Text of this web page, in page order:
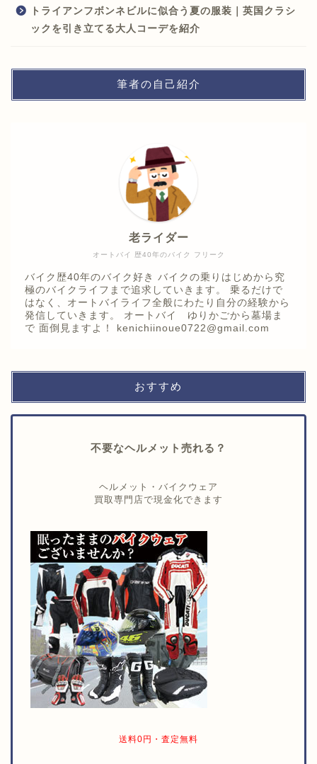
トライアンフボンネビルに似合う夏の服装｜英国クラシ
ックを引き立てる大人コーデを紹介
筆者の自己紹介
オートバイ 歴40年のバイク フリーク
老ライダー
バイク歴40年のバイク好き バイクの乗りはじめから究
極のバイクライフまで追求していきます。 乗るだけで
はなく、オートバイライフ全般にわたり自分の経験から
発信していきます。 オートバイ ゆりかごから墓場ま
で 面倒見ますよ！ kenichiinoue0722@gmail.com
おすすめ
不要なヘルメット売れる？
ヘルメット・バイクウェア
買取専門店で現金化できます
送料0円・査定無料